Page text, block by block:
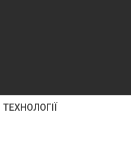
ТЕХНОЛОГІЇ